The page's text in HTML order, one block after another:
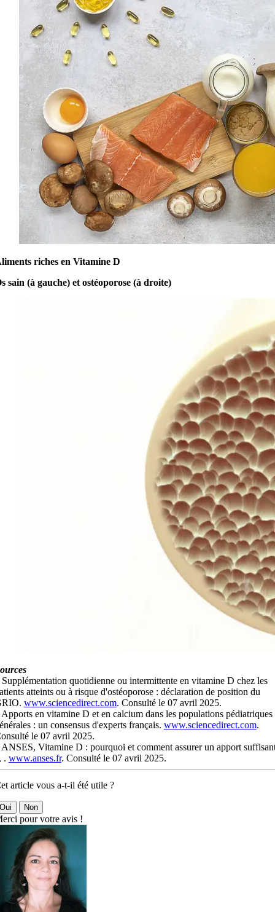
riches en Vitamine D
sain (à gauche) et ostéoporose (à droite)
quotidienne ou intermittente en vitamine D chez les
atteints ou à risque d'ostéoporose : déclaration de position du
www.sciencedirect.com. Consulté le 07 avril 2025.
en vitamine D et en calcium dans les populations pédiatriques
: un consensus d'experts français. www.sciencedirect.com.
le 07 avril 2025.
Vitamine D : pourquoi et comment assurer un apport
. www.anses.fr. Consulté le 07 avril 2025.
article vous a-t-il été utile ?
Non
pour votre avis !